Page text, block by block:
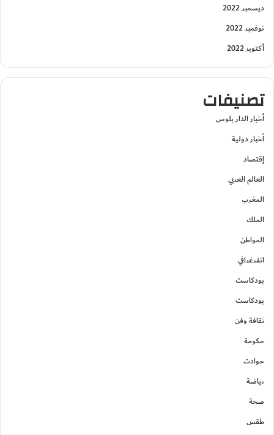
ديسمبر 2022
نوفمبر 2022
أكتوبر 2022
تصنيفات
أخبار الدار بلوس
أخبار دولية
إقتصاد
العالم العربي
المغرب
الملك
المواطن
انفرغرافي
بودكاست
بودكاست
ثقافة وفن
حكومة
حوادت
رياضة
صحة
طقس